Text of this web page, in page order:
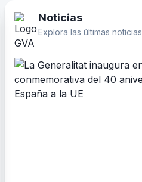
Noticias
Explora las últimas noticias